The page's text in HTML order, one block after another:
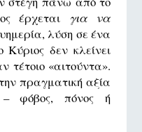
έρχεται
για να
λύση σε ένα
δεν κλείνει
«αιτούντα».
πραγματική αξία
– φόβος, πόνος ή